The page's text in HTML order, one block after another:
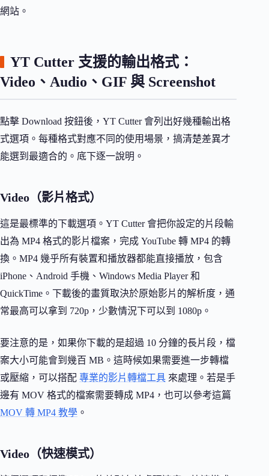
網站。
YT Cutter 支援的輸出格式：
Video、Audio、GIF 與 Screenshot
點擊 Download 按鈕後，YT Cutter 會列出好幾種輸出格
式選項。每種格式對應不同的使用場景，搞清楚差異才
能選到最適合的。底下逐一說明。
Video（影片格式）
這是最標準的下載選項。YT Cutter 會把你設定的片段輸
出為 MP4 格式的影片檔案，完成 YouTube 轉 MP4 的轉
換。MP4 幾乎所有裝置和播放器都能直接播放，包含
iPhone、Android 手機、Windows Media Player 和
QuickTime。下載後的畫質取決於原始影片的解析度，通
常最高可以拿到 720p，少數情況下可以到 1080p。
要注意的是，如果你下載的是超過 10 分鐘的長片段，檔
案大小可能會到幾百 MB。這時候如果需要進一步轉檔
或壓縮，可以搭配 專業的影片轉檔工具 來處理。若是手
邊有 MOV 格式的檔案需要轉成 MP4，也可以參考這篇
MOV 轉 MP4 教學 。
Video（快速模式）